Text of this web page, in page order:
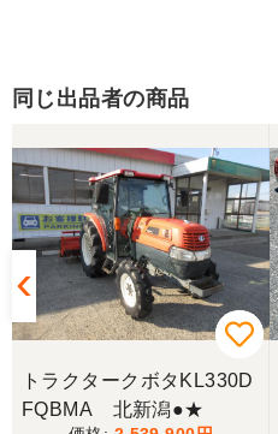
同じ出品者の商品
トラクタークボタKL330D
FQBMA 北新潟●★